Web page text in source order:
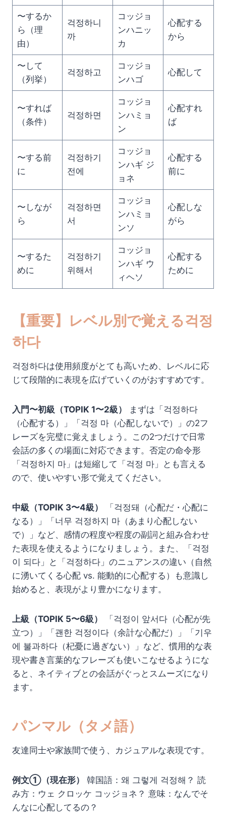
〜するか
ら（理
由）
걱정하니
까
コッジョ
ンハニッ
カ
心配する
から
〜して
（列挙）
걱정하고
コッジョ
ンハゴ
心配して
〜すれば
（条件）
걱정하면
コッジョ
ンハミョ
ン
心配すれ
ば
〜する前
に
걱정하기
전에
コッジョ
ンハギ ジ
ョネ
心配する
前に
〜しなが
ら
걱정하면
서
コッジョ
ンハミョ
ンソ
心配しな
がら
〜するた
めに
걱정하기
위해서
コッジョ
ンハギ ウ
ィヘソ
心配する
ために
【重要】レベル別で覚える걱정
하다
걱정하다は使用頻度がとても高いため、レベルに応
じて段階的に表現を広げていくのがおすすめです。
入門〜初級（TOPIK 1〜2級）
まずは「걱정하다
（心配する）」「걱정 마（心配しないで）」の2フ
レーズを完璧に覚えましょう。この2つだけで日常
会話の多くの場面に対応できます。否定の命令形
「걱정하지 마」は短縮して「걱정 마」とも言える
ので、使いやすい形で覚えてください。
中級（TOPIK 3〜4級）
「걱정돼（心配だ・心配に
なる）」「너무 걱정하지 마（あまり心配しない
で）」など、感情の程度や程度の副詞と組み合わせ
た表現を使えるようになりましょう。また、「걱정
이 되다」と「걱정하다」のニュアンスの違い（自然
に湧いてくる心配 vs. 能動的に心配する）も意識し
始めると、表現がより豊かになります。
上級（TOPIK 5〜6級）
「걱정이 앞서다（心配が先
立つ）」「괜한 걱정이다（余計な心配だ）」「기우
에 불과하다（杞憂に過ぎない）」など、慣用的な表
現や書き言葉的なフレーズも使いこなせるようにな
ると、ネイティブとの会話がぐっとスムーズになり
ます。
パンマル（タメ語）
友達同士や家族間で使う、カジュアルな表現です。
例文①（現在形）
韓国語：왜 그렇게 걱정해？ 読
み方：ウェ クロッケ コッジョネ？ 意味：なんでそ
んなに心配してるの？